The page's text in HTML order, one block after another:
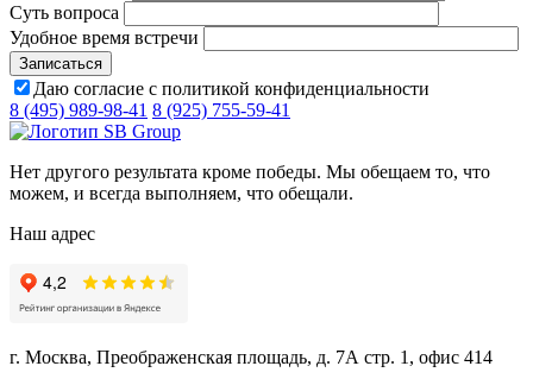
Суть вопроса
Удобное время встречи
Даю согласие с политикой конфиденциальности
8 (495) 989-98-41 8 (925) 755-59-41
Нет другого результата кроме победы. Мы обещаем то, что
можем, и всегда выполняем, что обещали.
Наш адрес
г. Москва, Преображенская площадь, д. 7А стр. 1, офис 414